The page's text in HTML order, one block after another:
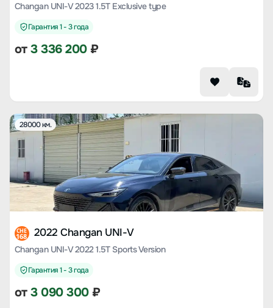
Changan UNI-V 2023 1.5T Exclusive type
Гарантия 1 - 3 года
от3 336 200₽
28000 км.
CHE
168 2022 Changan UNI-V
Changan UNI-V 2022 1.5T Sports Version
Гарантия 1 - 3 года
от3 090 300₽